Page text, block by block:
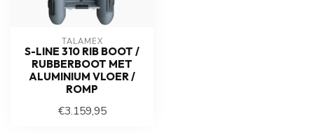
TALAMEX
S-LINE 310 RIB BOOT /
RUBBERBOOT MET
ALUMINIUM VLOER /
ROMP
€3.159,95